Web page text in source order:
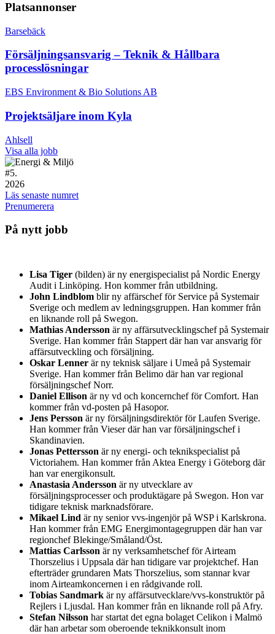
Platsannonser
Barsebäck
Försäljningsansvarig – Teknik & Hållbara
processlösningar
EBS Environment & Bio Solutions AB
Projektsäljare inom Kyla
Ahlsell
Visa alla jobb
#5.
2026
Läs senaste numret
Prenumerera
På nytt jobb
Lisa Tiger (bilden) är ny energispecialist på Nordic Energy
Audit i Linköping. Hon kommer från utbildning.
John Lindblom blir ny affärschef för Service på Systemair
Sverige och medlem av ledningsgruppen. Han kommer från
en liknande roll på Swegon.
Mathias Andersson är ny affärsutvecklingschef på Systemair
Sverige. Han kommer från Stappert där han var ansvarig för
affärsutveckling och försäljning.
Oskar Lenner är ny teknisk säljare i Umeå på Systemair
Sverige. Han kommer från Belimo där han var regional
försäljningschef Norr.
Daniel Ellison är ny vd och koncernchef för Comfort. Han
kommer från vd-posten på Hasopor.
Jens Persson är ny försäljningsdirektör för Laufen Sverige.
Han kommer från Vieser där han var försäljningschef i
Skandinavien.
Jonas Pettersson är ny energi- och teknikspecialist på
Victoriahem. Han kommer från Aktea Energy i Göteborg där
han var energikonsult.
Anastasia Andersson är ny utvecklare av
försäljningsprocesser och produktägare på Swegon. Hon var
tidigare teknisk marknadsförare.
Mikael Lind är ny senior vvs-ingenjör på WSP i Karlskrona.
Han kommer från EMG Energimontagegruppen där han var
regionchef Blekinge/Småland/Öst.
Mattias Carlsson är ny verksamhetschef för Airteam
Thorszelius i Uppsala där han tidigare var projektchef. Han
efterträder grundaren Mats Thorszelius, som stannar kvar
inom Airteamkoncernen i en rådgivande roll.
Tobias Sandmark är ny affärsutvecklare/vvs-konstruktör på
Rejlers i Ljusdal. Han kommer från en liknande roll på Afry.
Stefan Nilsson har startat det egna bolaget Celikon i Malmö
där han arbetar som oberoende teknikkonsult inom